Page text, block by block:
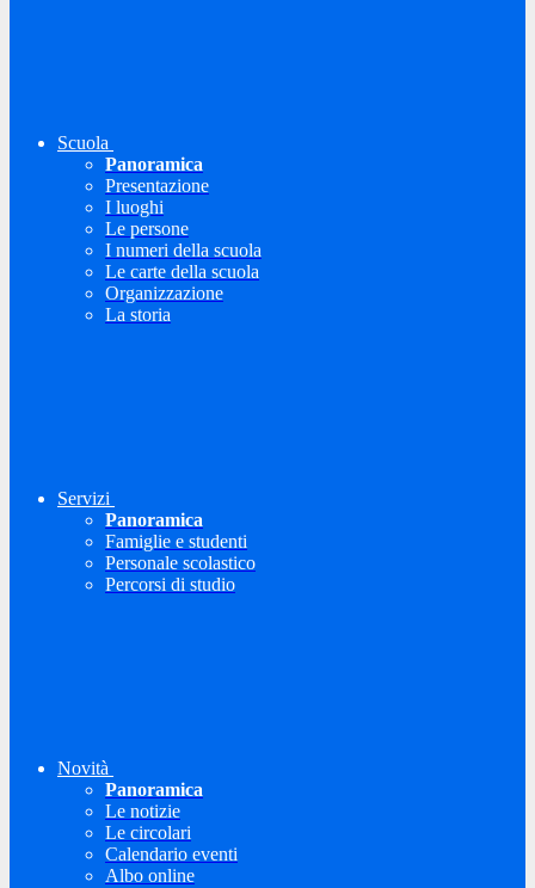
Scuola
Panoramica
Presentazione
I luoghi
Le persone
I numeri della scuola
Le carte della scuola
Organizzazione
La storia
Servizi
Panoramica
Famiglie e studenti
Personale scolastico
Percorsi di studio
Novità
Panoramica
Le notizie
Le circolari
Calendario eventi
Albo online